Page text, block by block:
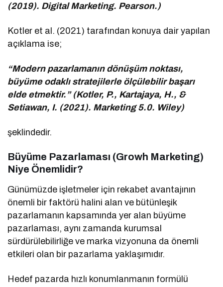
(2019). Digital Marketing. Pearson.)
Kotler et al. (2021) tarafından konuya dair yapılan
açıklama ise;
“Modern pazarlamanın dönüşüm noktası,
büyüme odaklı stratejilerle ölçülebilir başarı
elde etmektir.” (Kotler, P., Kartajaya, H., &
Setiawan, I. (2021). Marketing 5.0. Wiley)
şeklindedir.
Büyüme Pazarlaması (Growh Marketing)
Niye Önemlidir?
Günümüzde işletmeler için rekabet avantajının
önemli bir faktörü halini alan ve bütünleşik
pazarlamanın kapsamında yer alan büyüme
pazarlaması, aynı zamanda kurumsal
sürdürülebilirliğe ve marka vizyonuna da önemli
etkileri olan bir pazarlama yaklaşımıdır.
Hedef pazarda hızlı konumlanmanın formülü